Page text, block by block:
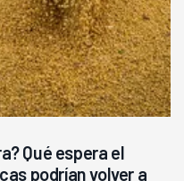
Qué espera el
podrían volver a